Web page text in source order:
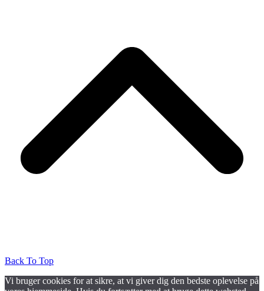
Back To Top
Vi bruger cookies for at sikre, at vi giver dig den bedste oplevelse på